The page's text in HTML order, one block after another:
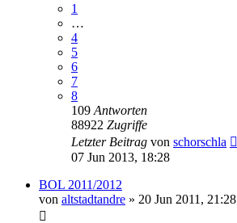
1
…
4
5
6
7
8
109 Antworten
88922 Zugriffe
Letzter Beitrag von schorschla
07 Jun 2013, 18:28
BOL 2011/2012
von altstadtandre » 20 Jun 2011, 21:28